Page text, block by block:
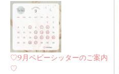
♡9月ベビーシッターのご案内
♡